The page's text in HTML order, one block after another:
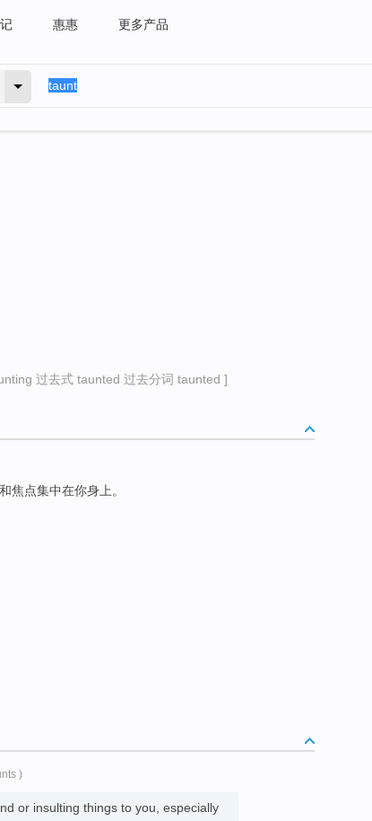
惠惠 更多产品
过去式 taunted 过去分词 taunted ]
焦点集中在你身上。
)
or insulting things to you, especially